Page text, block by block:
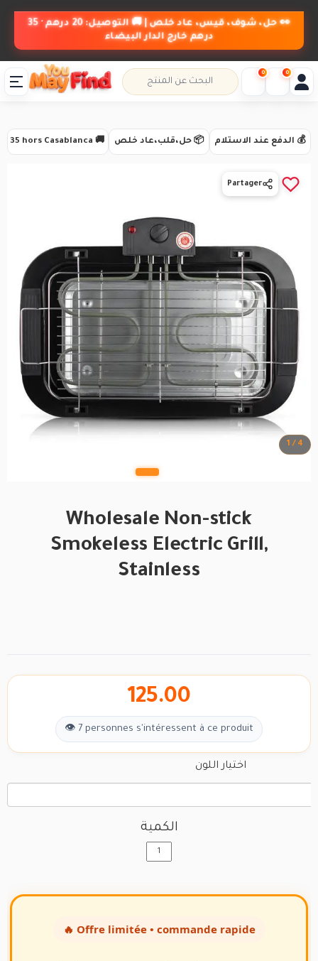
👀 حل، شوف، قيس، عاد خلص | 🚚 التوصيل: 20 درهم · 35
درهم خارج الدار البيضاء
Wholesale Non-stick
Smokeless Electric Grill,
Stainless
🚚 Livraison 20 DH · 35 hors Casablanca 📦 حل،قلب،عاد خلص 💰 الدفع عند الاستلام
1 / 4
Partager
125.00
👁 7 personnes s'intéressent à ce produit
اختيار اللون
الكمية
🔥 Offre limitée • commande rapide
0 0